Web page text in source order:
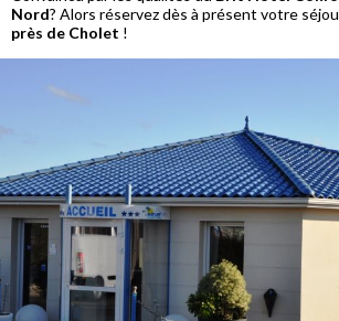
Nord? Alors réservez dès à présent votre
près de Cholet !